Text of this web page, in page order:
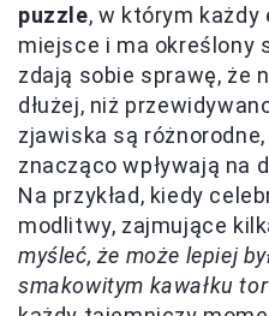
puzzle, w którym
miejsce i ma określony
zdają sobie sprawę, że
dłużej, niż
zjawiska są
znacząco wpływają na
Na przykład, kiedy
modlitwy, zajmujące
myśleć, że może lepiej
smakowitym kawałku